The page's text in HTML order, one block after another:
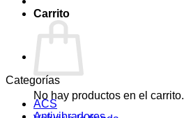
Carrito
No hay productos en el carrito.
Categorías
ACS